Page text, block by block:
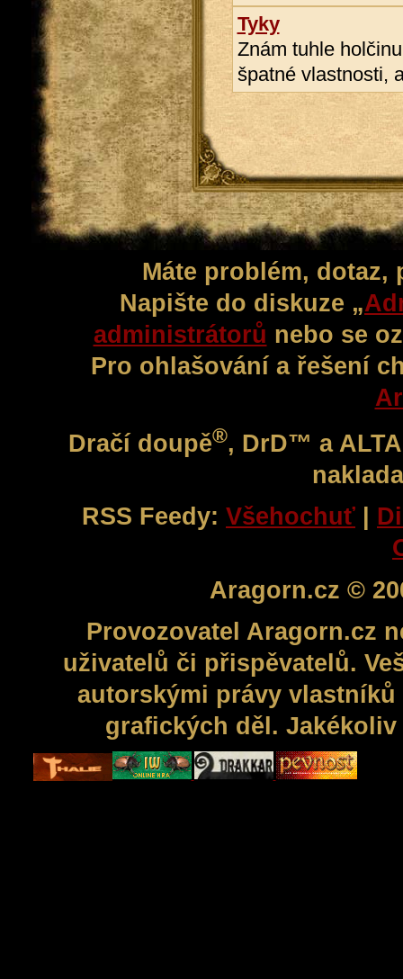
Tyky
Znám tuhle
špatné vlastnosti,
Máte problém,
Napište do diskuze „
administrátorů nebo se
Pro ohlašování a řešení
Dračí doupě®, DrD™ a
RSS Feedy: Všehochuť
Aragorn.cz ©
Provozovatel Aragorn.cz
uživatelů či přispěvatelů.
autorskými právy
grafických děl.